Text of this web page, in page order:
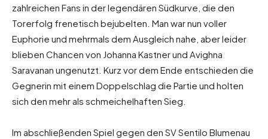
zahlreichen Fans in der legendären Südkurve, die den
Torerfolg frenetisch bejubelten. Man war nun voller
Euphorie und mehrmals dem Ausgleich nahe, aber leider
blieben Chancen von Johanna Kastner und Avighna
Saravanan ungenutzt. Kurz vor dem Ende entschieden die
Gegnerin mit einem Doppelschlag die Partie und holten
sich den mehr als schmeichelhaften Sieg.
Im abschließenden Spiel gegen den SV Sentilo Blumenau